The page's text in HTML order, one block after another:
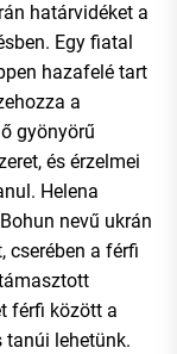
határvidéket a
Egy fiatal
hazafelé tart
a
gyönyörű
és érzelmei
Helena
nevű ukrán
cserében a férfi
férfi között a
tanúi lehetünk.